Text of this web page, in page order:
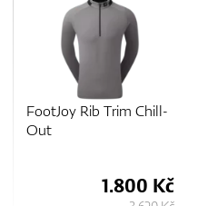
FootJoy ThermoSeries
Lightweight Insulated
3.580 Kč